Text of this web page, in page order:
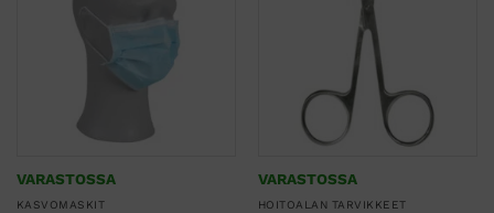
VARASTOSSA
KASVOMASKIT
VARASTOSSA
HOITOALAN TARVIKKEET